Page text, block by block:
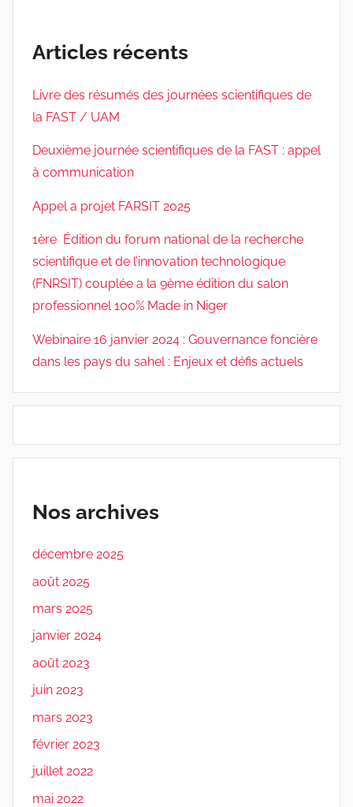
Articles récents
Livre des résumés des journées scientifiques de
la FAST / UAM
Deuxième journée scientifiques de la FAST : appel
à communication
Appel a projet FARSIT 2025
1ère Édition du forum national de la recherche
scientifique et de l’innovation technologique
(FNRSIT) couplée a la 9ème édition du salon
professionnel 100% Made in Niger
Webinaire 16 janvier 2024 : Gouvernance foncière
dans les pays du sahel : Enjeux et défis actuels
Nos archives
décembre 2025
août 2025
mars 2025
janvier 2024
août 2023
juin 2023
mars 2023
février 2023
juillet 2022
mai 2022